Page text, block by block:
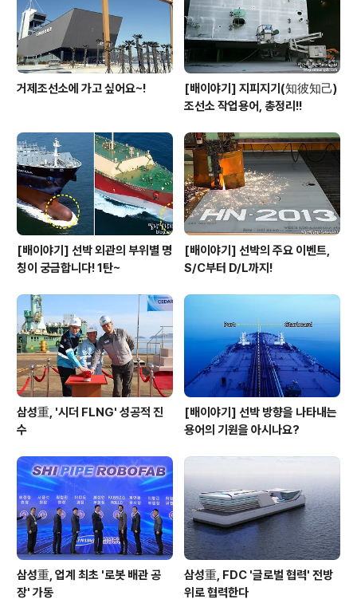
다. 여타 보드들의 하드보드는 부피가 커서 차량에 싣거나
집에 보관할 때 많은 어려움이 있죠..
거제조선소에 가고 싶어요~!
[배이야기] 지피지기(知彼知己)
조선소 작업용어, 총정리!!
[배이야기] 선박 외관의 부위별 명
칭이 궁금합니다! 1탄~
[배이야기] 선박의 주요 이벤트,
S/C부터 D/L까지!
삼성重, '시더 FLNG' 성공적 진
수
[배이야기] 선박 방향을 나타내는
용어의 기원을 아시나요?
삼성重, 업계 최초 '로봇 배관 공
장' 가동
삼성重, FDC '글로벌 협력' 전방
위로 협력한다